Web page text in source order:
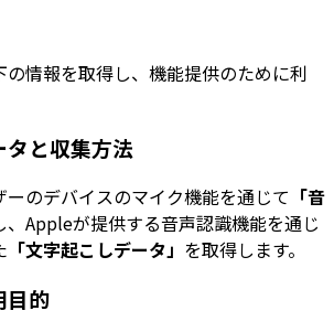
情報を取得し、機能提供のために利
と収集方法
のデバイスのマイク機能を通じて 「音
、Appleが提供する音声認識機能を通じ
「文字起こしデータ」 を取得します。
目的